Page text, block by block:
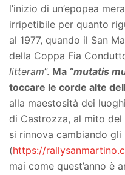
l’inizio di un’epopea
irripetibile per quanto
al 1977, quando il San
della Coppa Fia
litteram”. Ma “mutatis
toccare le corde alte
alla maestosità dei
di Castrozza, al mito del
si rinnova cambiando
(https://
mai come quest’anno è